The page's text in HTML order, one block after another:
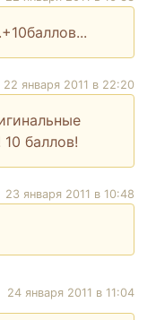
22 января 2011 в 22:20
баллов!
23 января 2011 в 10:48
24 января 2011 в 11:04